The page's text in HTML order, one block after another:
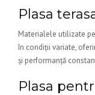
Plasa
Materialele utilizate
în condiții variate,
și performanță
Plasa